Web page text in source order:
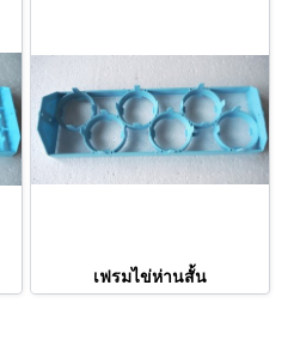
เฟรมไข่ห่านสั้น